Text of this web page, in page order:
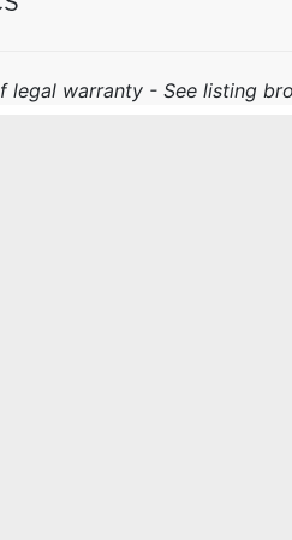
legal warranty - See listing